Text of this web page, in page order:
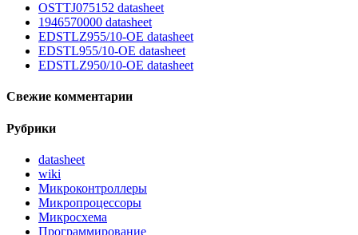
OSTTJ075152 datasheet
1946570000 datasheet
EDSTLZ955/10-OE datasheet
EDSTL955/10-OE datasheet
EDSTLZ950/10-OE datasheet
Свежие комментарии
Рубрики
datasheet
wiki
Микроконтроллеры
Микропроцессоры
Микросхема
Программирование